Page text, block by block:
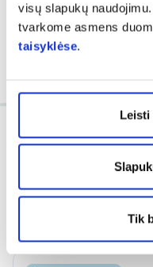
visų slapukų
tvarkome asmens
taisyklėse.
Leisti
Tik
% PAPILDOMA
Dažnai